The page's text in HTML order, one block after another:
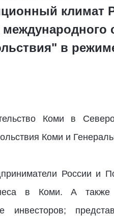
климат
в
Коми в
Коми и
России и
в Коми. А также
инвесторов;